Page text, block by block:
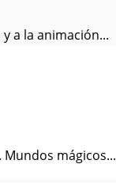
a la animación...
mágicos...